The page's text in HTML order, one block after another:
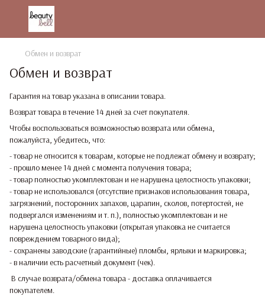
Обмен и возврат
Обмен и возврат
Гарантия на товар указана в описании товара.
Возврат товара в течение 14 дней за счет покупателя.
Чтобы воспользоваться возможностью возврата или обмена,
пожалуйста, убедитесь, что:
- товар не относится к товарам, которые не подлежат обмену и возврату;
- прошло менее 14 дней с момента получения товара;
- товар полностью укомплектован и не нарушена целостность упаковки;
- товар не использовался (отсутствие признаков использования товара,
загрязнений, посторонних запахов, царапин, сколов, потертостей, не
подвергался изменениям и т. п.), полностью укомплектован и не
нарушена целостность упаковки (открытая упаковка не считается
повреждением товарного вида);
- сохранены заводские (гарантийные) пломбы, ярлыки и маркировка;
- в наличии есть расчетный документ (чек).
В случае возврата/обмена товара - доставка оплачивается
покупателем.